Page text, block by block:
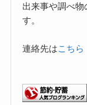
出来事や調べ物
す。
連絡先はこちら